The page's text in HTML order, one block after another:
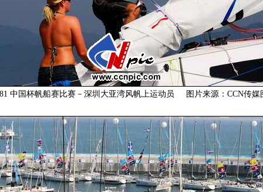
中国杯帆船赛比赛－深圳大亚湾风帆上运动员 图片来源：CCN传媒